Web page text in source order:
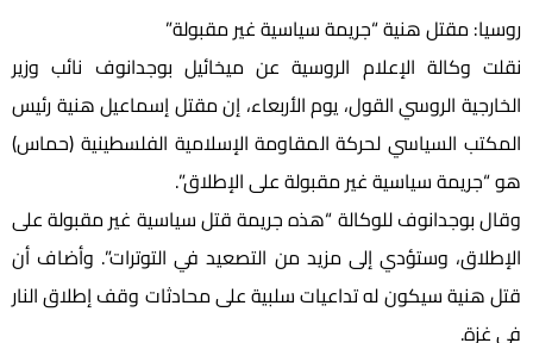
روسيا: مقتل هنية “جريمة سياسية غير مقبولة”
نقلت وكالة الإعلام الروسية عن ميخائيل بوجدانوف نائب وزير
الخارجية الروسي القول، يوم الأربعاء، إن مقتل إسماعيل هنية رئيس
المكتب السياسي لحركة المقاومة الإسلامية الفلسطينية (حماس)
هو “جريمة سياسية غير مقبولة على الإطلاق”.
وقال بوجدانوف للوكالة “هذه جريمة قتل سياسية غير مقبولة على
الإطلاق، وستؤدي إلى مزيد من التصعيد في التوترات”. وأضاف أن
قتل هنية سيكون له تداعيات سلبية على محادثات وقف إطلاق النار
في غزة.